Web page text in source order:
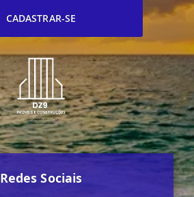
CADASTRAR-SE
Redes Sociais